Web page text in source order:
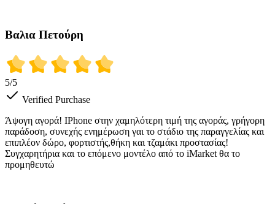
Βαλια Πετούρη
5/5
Verified Purchase
Άψογη αγορά! IPhone στην χαμηλότερη τιμή της αγοράς, γρήγορη
παράδοση, συνεχής ενημέρωση γαι το στάδιο της παραγγελίας και
επιπλέον δώρο, φορτιστής,θήκη και τζαμάκι προστασίας!
Συγχαρητήρια και το επόμενο μοντέλο από το iMarket θα το
προμηθευτώ